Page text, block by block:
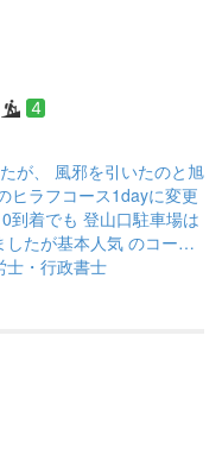
テ気味でしたが、私は
りました。(反省) 下山
4
が、 風邪を引いたのと旭
ヒラフコース1dayに変更
たが基本人気 のコース
わってました！ 全体
士・行政書士